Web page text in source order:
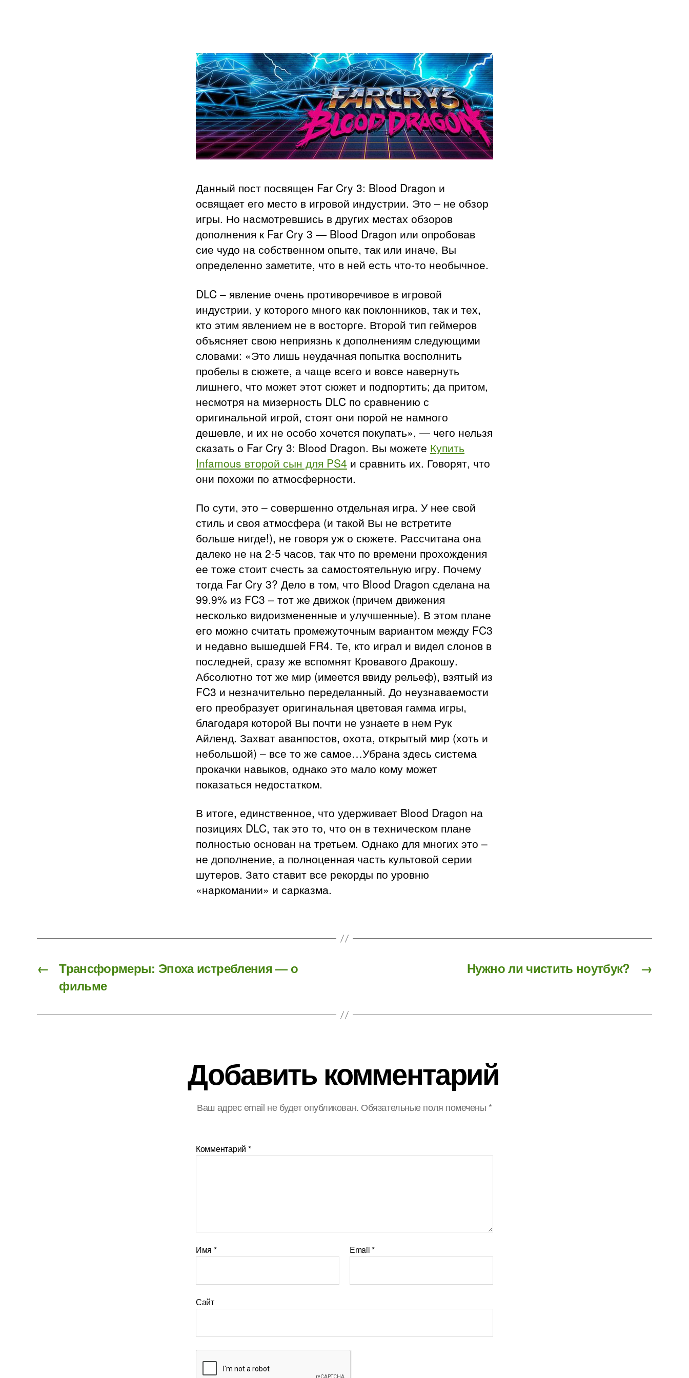
Данный пост посвящен Far Cry 3: Blood Dragon и
освящает его место в игровой индустрии. Это – не обзор
игры. Но насмотревшись в других местах обзоров
дополнения к Far Cry 3 — Blood Dragon или опробовав
сие чудо на собственном опыте, так или иначе, Вы
определенно заметите, что в ней есть что-то необычное.
DLC – явление очень противоречивое в игровой
индустрии, у которого много как поклонников, так и тех,
кто этим явлением не в восторге. Второй тип геймеров
объясняет свою неприязнь к дополнениям следующими
словами: «Это лишь неудачная попытка восполнить
пробелы в сюжете, а чаще всего и вовсе навернуть
лишнего, что может этот сюжет и подпортить; да притом,
несмотря на мизерность DLC по сравнению с
оригинальной игрой, стоят они порой не намного
дешевле, и их не особо хочется покупать», — чего нельзя
сказать о Far Cry 3: Blood Dragon. Вы можете Купить
Infamous второй сын для PS4 и сравнить их. Говорят, что
они похожи по атмосферности.
По сути, это – совершенно отдельная игра. У нее свой
стиль и своя атмосфера (и такой Вы не встретите
больше нигде!), не говоря уж о сюжете. Рассчитана она
далеко не на 2-5 часов, так что по времени прохождения
ее тоже стоит счесть за самостоятельную игру. Почему
тогда Far Cry 3? Дело в том, что Blood Dragon сделана на
99.9% из FC3 – тот же движок (причем движения
несколько видоизмененные и улучшенные). В этом плане
его можно считать промежуточным вариантом между FC3
и недавно вышедшей FR4. Те, кто играл и видел слонов в
последней, сразу же вспомнят Кровавого Дракошу.
Абсолютно тот же мир (имеется ввиду рельеф), взятый из
FC3 и незначительно переделанный. До неузнаваемости
его преобразует оригинальная цветовая гамма игры,
благодаря которой Вы почти не узнаете в нем Рук
Айленд. Захват аванпостов, охота, открытый мир (хоть и
небольшой) – все то же самое…Убрана здесь система
прокачки навыков, однако это мало кому может
показаться недостатком.
В итоге, единственное, что удерживает Blood Dragon на
позициях DLC, так это то, что он в техническом плане
полностью основан на третьем. Однако для многих это –
не дополнение, а полноценная часть культовой серии
шутеров. Зато ставит все рекорды по уровню
«наркомании» и сарказма.
←
Трансформеры: Эпоха истребления — о
фильме
→
Нужно ли чистить ноутбук?
Добавить комментарий
Ваш адрес email не будет опубликован. Обязательные поля помечены *
Комментарий *
Имя * Email*
Сайт